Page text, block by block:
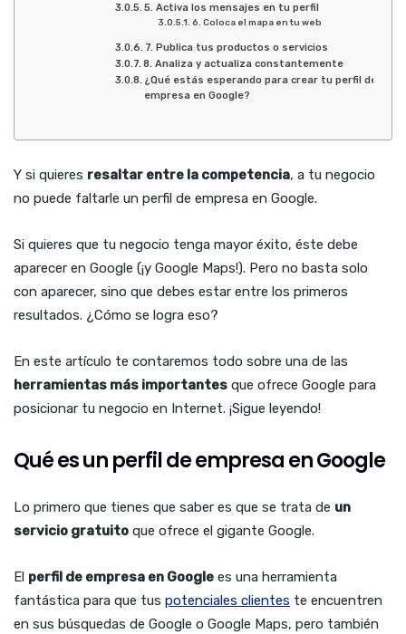
5. Activa los mensajes en tu perfil
6. Coloca el mapa en tu web
7. Publica tus productos o servicios
8. Analiza y actualiza constantemente
¿Qué estás esperando para crear tu perfil de
empresa en Google?
Y si quieres resaltar entre la competencia, a tu negocio
no puede faltarle un perfil de empresa en Google.
Si quieres que tu negocio tenga mayor éxito, éste debe
aparecer en Google (¡y Google Maps!). Pero no basta solo
con aparecer, sino que debes estar entre los primeros
resultados. ¿Cómo se logra eso?
En este artículo te contaremos todo sobre una de las
herramientas más importantes que ofrece Google para
posicionar tu negocio en Internet. ¡Sigue leyendo!
Qué es un perfil de empresa en Google
Lo primero que tienes que saber es que se trata de un
servicio gratuito que ofrece el gigante Google.
El perfil de empresa en Google es una herramienta
fantástica para que tus potenciales clientes te encuentren
en sus búsquedas de Google o Google Maps, pero también